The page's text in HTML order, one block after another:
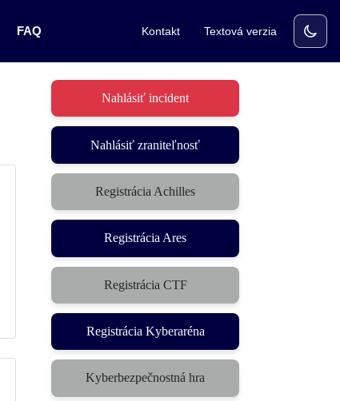
FAQ Kontakt Textová verzia
Nahlásiť incident
Nahlásiť zraniteľnosť
Registrácia Achilles
Registrácia Ares
Registrácia CTF
(otvorí sa v novom okne)
Registrácia Kyberaréna
Kyberbezpečnostná hra
(otvorí sa v novom okne)